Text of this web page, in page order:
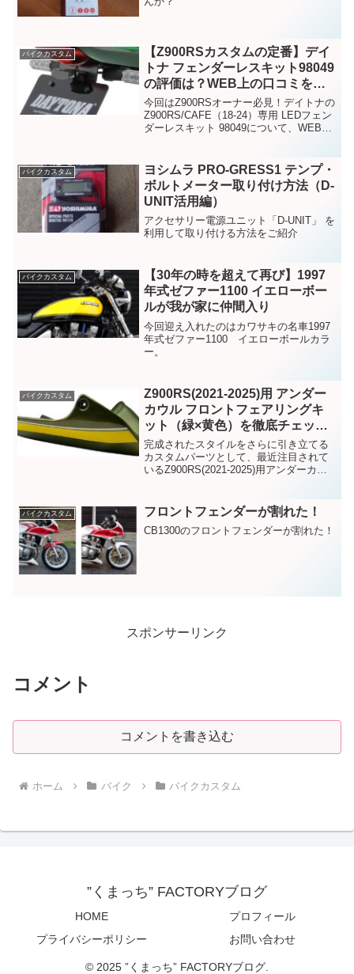
バイクカスタム
【Z900RSカスタムの定番】デイ
トナ フェンダーレスキット98049
の評価は？WEB上の口コミを徹
底まとめ
今回はZ900RSオーナー必見！デイトナの
Z900RS/CAFE（18-24）専用 LEDフェン
ダーレスキット 98049について、WEB上
バイクカスタム
ヨシムラ PRO-GRESS1 テンプ・
ボルトメーター取り付け方法（D-
UNIT活用編）
アクセサリー電源ユニット「D-UNIT」 を
利用して取り付ける方法をご紹介
バイクカスタム
【30年の時を超えて再び】1997
年式ゼファー1100 イエローボー
ルが我が家に仲間入り
今回迎え入れたのはカワサキの名車1997
年式ゼファー1100 イエローボールカラ
ー。
バイクカスタム
Z900RS(2021-2025)用 アンダー
カウル フロントフェアリングキ
ット（緑×黄色）を徹底チェッ
ク！【WEB上の評価まとめ】
完成されたスタイルをさらに引き立てる
カスタムパーツとして、最近注目されて
いるZ900RS(2021-2025)用アンダーカウ
バイクカスタム フロントフェンダーが割れた！
CB1300のフロントフェンダーが割れた！
スポンサーリンク
コメント
コメントを書き込む
ホーム バイク バイクカスタム
”くまっち” FACTORYブログ
HOME
プロフィール
プライバシーポリシー
お問い合わせ
© 2025 ”くまっち” FACTORYブログ.